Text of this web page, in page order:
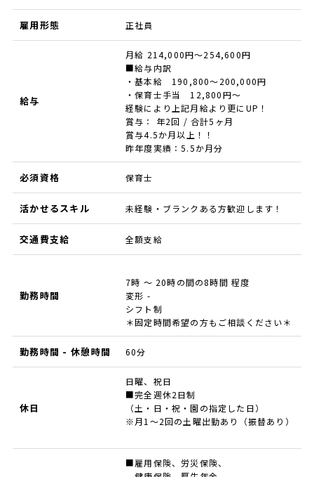
雇用形態 正社員
給与
月給 214,000円～254,600円
■給与内訳
・基本給 190,800～200,000円
・保育士手当 12,800円～
経験により上記月給より更にUP！
賞与： 年2回 / 合計5ヶ月
賞与4.5か月以上！！
昨年度実績：5.5か月分
必須資格 保育士
活かせるスキル 未経験・ブランクある方歓迎します！
交通費支給 全額支給
勤務時間
7時 ～ 20時の間の8時間 程度
変形 -
シフト制
＊固定時間希望の方もご相談ください＊
勤務時間 - 休憩時間 60分
休日
日曜、祝日
■完全週休2日制
（土・日・祝・園の指定した日）
※月1～2回の土曜出勤あり（振替あり）
■雇用保険、労災保険、